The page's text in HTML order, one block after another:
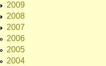
2009
2008
2007
2006
2005
2004